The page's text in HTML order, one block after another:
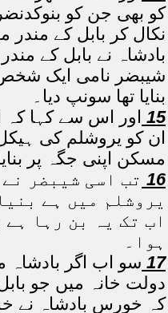
کو بھی جن کو
نکال کر بابل کے مندر
بادشاہ نے بابل کے
شیبضر نامی ایک
بنایا تھا سونپ دیا۔
15 اور اس سے کہا کہ
ان کو یروشلم کی
مسکن اپنی جگہ پر
16 تب اسی شیبضر
یروشلم میں ہے
اب تک یہ بن رہا
ہوا۔
17 سو اب اگر بادشاہ
دولت خانہ میں جو
کہ خورس بادشاہ نے